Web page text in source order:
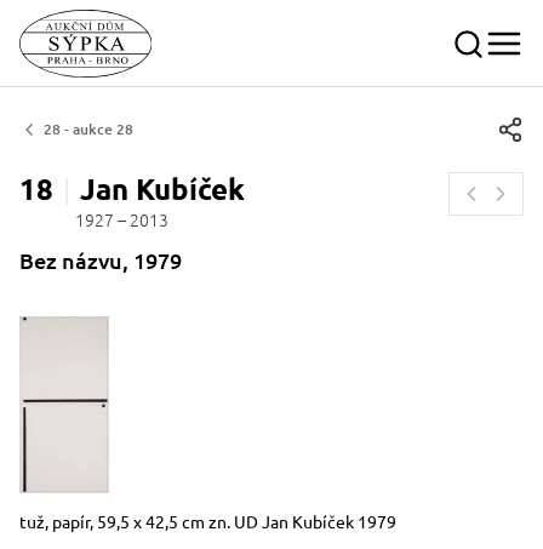
28 - aukce 28
18 Jan Kubíček
1927 – 2013
Bez názvu, 1979
Rozměry
Stručný popis předmětu
tuž, papír, 59,5 x 42,5 cm zn. UD Jan Kubíček 1979